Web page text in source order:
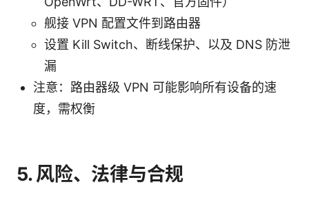
舰接 VPN 配置文件到路由器
设置 Kill Switch、断线保护、以及 DNS 防泄
漏
注意：路由器级 VPN 可能影响所有设备的速
度，需权衡
5. 风险、法律与合规